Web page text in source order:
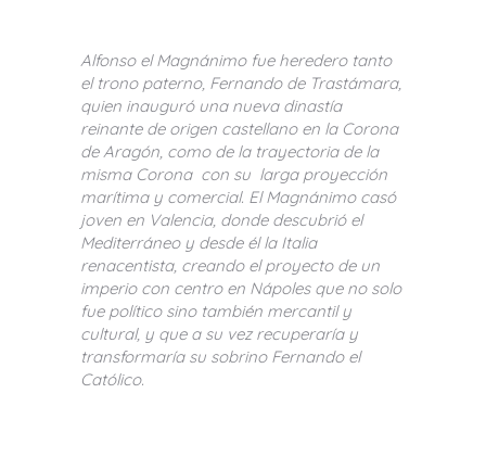
Alfonso el Magnánimo fue heredero tanto
el trono paterno, Fernando de Trastámara,
quien inauguró una nueva dinastía
reinante de origen castellano en la Corona
de Aragón, como de la trayectoria de la
misma Corona con su larga proyección
marítima y comercial. El Magnánimo casó
joven en Valencia, donde descubrió el
Mediterráneo y desde él la Italia
renacentista, creando el proyecto de un
imperio con centro en Nápoles que no solo
fue político sino también mercantil y
cultural, y que a su vez recuperaría y
transformaría su sobrino Fernando el
Católico.